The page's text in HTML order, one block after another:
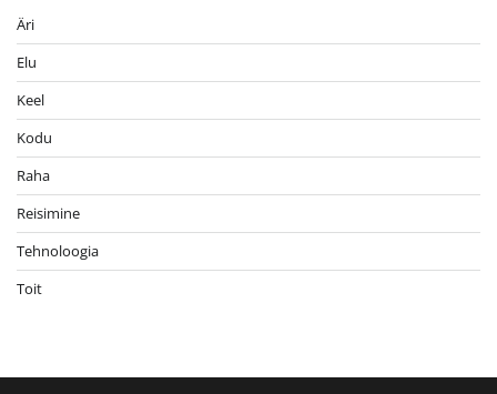
Äri
Elu
Keel
Kodu
Raha
Reisimine
Tehnoloogia
Toit